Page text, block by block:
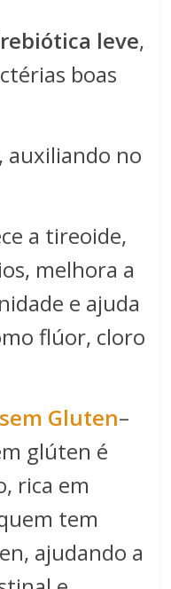
leve,
boas
, auxiliando no
a tireoide,
melhora a
e ajuda
flúor, cloro
Gluten–
glúten é
rica em
tem
ajudando a